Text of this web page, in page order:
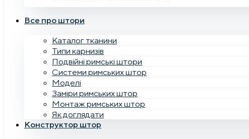
Все про штори
Каталог тканини
Типи карнизів
Подвійні римські штори
Системи римських штор
Моделі
Заміри римських штор
Монтаж римських штор
Як доглядати
Конструктор штор